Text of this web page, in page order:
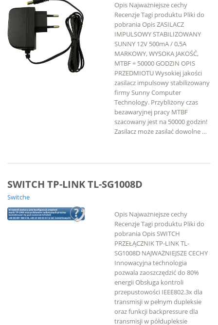
Opis Najważniejsze cechy
Recenzje Tagi produktu Pliki do
pobrania Opis ZASILACZ
IMPULSOWY STABILIZOWANY
SUNNY 12V 500mA / 0,5A
MARKOWY, WYSOKA JAKOŚĆ,
MTBF = 50000 GODZIN OPIS
PRZEDMIOTU Wysokiej jakości
zasilacz impulsowy stabilizowany
firmy Sunny Computer
Technology. Przybliżony czas
bezawaryjnej pracy MTBF
szacowany jest na 50000 godzin!
Zasilacz może zasilać dowolne …
SWITCH TP-LINK TL-SG1008D
Switche
Opis Najważniejsze cechy
Recenzje Tagi produktu Pliki do
pobrania Opis SWITCH
PRZEŁĄCZNIK TP-LINK TL-
SG1008D NAJWAŻNIEJSZE CECHY
Innowacyjna technologia
pozwala zaoszczędzić do 80%
energii Obsługa kontroli
przepustowości IEEE802.3x dla
transmisji w pełnym dupleksie
oraz funkcji backpressure dla
transmisji w półdupleksie